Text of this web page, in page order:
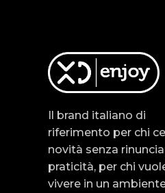
Il brand italiano di
riferimento per chi
novità senza
praticità, per chi
vivere in un